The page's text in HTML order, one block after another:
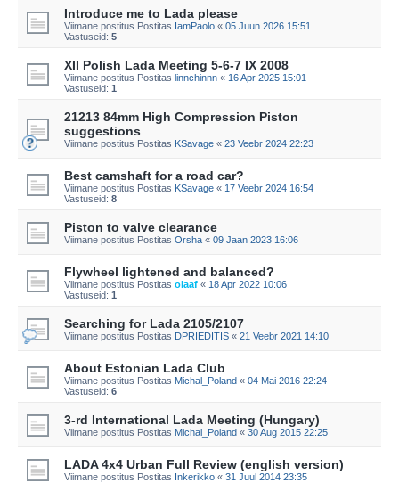
Introduce me to Lada please
Viimane postitus Postitas IamPaolo « 05 Juun 2026 15:51
Vastuseid: 5
XII Polish Lada Meeting 5-6-7 IX 2008
Viimane postitus Postitas linnchinnn « 16 Apr 2025 15:01
Vastuseid: 1
21213 84mm High Compression Piston
suggestions
Viimane postitus Postitas KSavage « 23 Veebr 2024 22:23
Best camshaft for a road car?
Viimane postitus Postitas KSavage « 17 Veebr 2024 16:54
Vastuseid: 8
Piston to valve clearance
Viimane postitus Postitas Orsha « 09 Jaan 2023 16:06
Flywheel lightened and balanced?
Viimane postitus Postitas olaaf « 18 Apr 2022 10:06
Vastuseid: 1
Searching for Lada 2105/2107
Viimane postitus Postitas DPRIEDITIS « 21 Veebr 2021 14:10
About Estonian Lada Club
Viimane postitus Postitas Michal_Poland « 04 Mai 2016 22:24
Vastuseid: 6
3-rd International Lada Meeting (Hungary)
Viimane postitus Postitas Michal_Poland « 30 Aug 2015 22:25
LADA 4x4 Urban Full Review (english version)
Viimane postitus Postitas Inkerikko « 31 Juul 2014 23:35